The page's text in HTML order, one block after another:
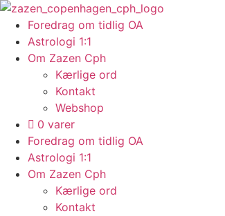
Videre
indhold
Foredrag om tidlig OA
Astrologi 1:1
Om Zazen Cph
Kærlige ord
Kontakt
Webshop
0 varer
Foredrag om tidlig OA
Astrologi 1:1
Om Zazen Cph
Kærlige ord
Kontakt